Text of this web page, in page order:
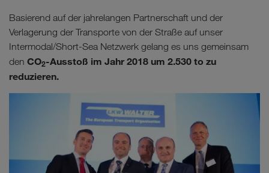
Basierend auf der jahrelangen Partnerschaft und der
Verlagerung der Transporte von der Straße auf unser
Intermodal/Short-Sea Netzwerk gelang es uns gemeinsam
den CO2-Ausstoß im Jahr 2018 um 2.530 to zu
reduzieren.